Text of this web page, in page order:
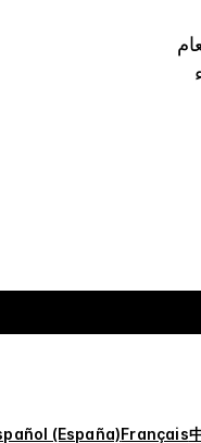
Français
(España)